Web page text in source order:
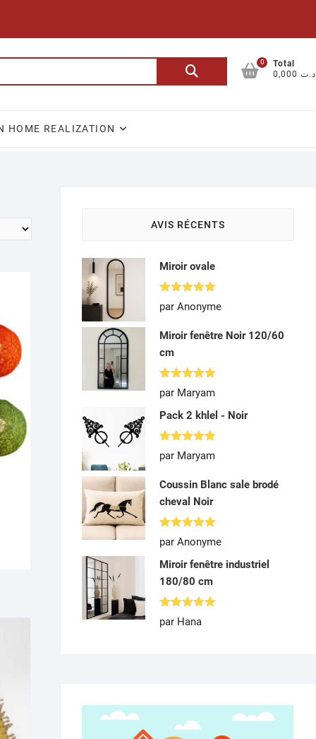
Recherche
0
Total
0,000 د.ت
HOME REALIZATION
AVIS RÉCENTS
Miroir ovale
Note
sur 5
par Anonyme
Miroir fenêtre Noir 120/60
cm
Note
sur 5
par Maryam
Pack 2 khlel - Noir
Note
sur 5
par Maryam
Coussin Blanc sale brodé
cheval Noir
Note
sur 5
par Anonyme
Miroir fenêtre industriel
180/80 cm
Note
sur 5
par Hana